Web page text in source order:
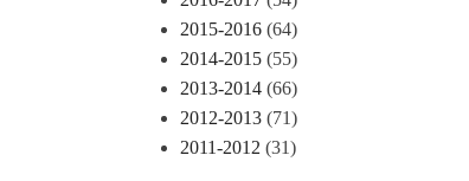
2015-2016 (64)
2014-2015 (55)
2013-2014 (66)
2012-2013 (71)
2011-2012 (31)